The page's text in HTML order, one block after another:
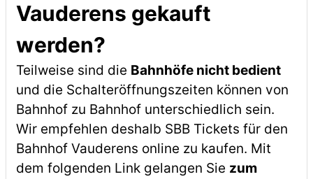
Vauderens gekauft
werden?
Teilweise sind die Bahnhöfe nicht bedient
und die Schalteröffnungszeiten können von
Bahnhof zu Bahnhof unterschiedlich sein.
Wir empfehlen deshalb SBB Tickets für den
Bahnhof Vauderens online zu kaufen. Mit
dem folgenden Link gelangen Sie zum